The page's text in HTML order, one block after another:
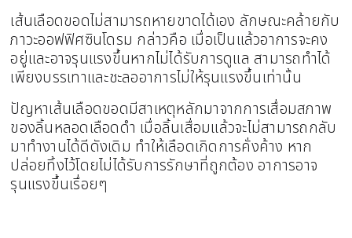
เส้นเลือดขอดไม่สามารถหายขาดได้เอง ลักษณะคล้ายกับ
ภาวะออฟฟิศซินโดรม กล่าวคือ เมื่อเป็นแล้วอาการจะคง
อยู่และอาจรุนแรงขึ้นหากไม่ได้รับการดูแล สามารถทำได้
เพียงบรรเทาและชะลออาการไม่ให้รุนแรงขึ้นเท่านั้น
ปัญหาเส้นเลือดขอดมีสาเหตุหลักมาจากการเสื่อมสภาพ
ของลิ้นหลอดเลือดดำ เมื่อลิ้นเสื่อมแล้วจะไม่สามารถกลับ
มาทำงานได้ดีดังเดิม ทำให้เลือดเกิดการคั่งค้าง หาก
ปล่อยทิ้งไว้โดยไม่ได้รับการรักษาที่ถูกต้อง อาการอาจ
รุนแรงขึ้นเรื่อยๆ